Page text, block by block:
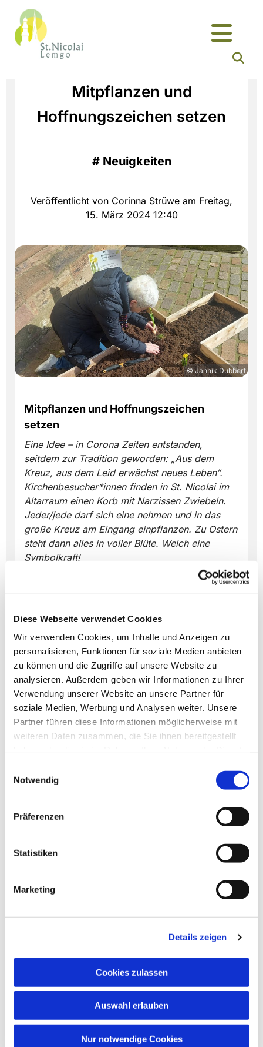
Diese Webseite verwendet Cookies
Wir verwenden Cookies, um Inhalte und Anzeigen zu
personalisieren, Funktionen für soziale Medien anbieten
zu können und die Zugriffe auf unsere Website zu
analysieren. Außerdem geben wir Informationen zu Ihrer
Verwendung unserer Website an unsere Partner für
soziale Medien, Werbung und Analysen weiter. Unsere
Partner führen diese Informationen möglicherweise mit
weiteren Daten zusammen, die Sie ihnen bereitgestellt
Notwendig
Präferenzen
Statistiken
Marketing
Details zeigen
Cookies zulassen
Auswahl erlauben
Nur notwendige Cookies
Mitpflanzen und
Hoffnungszeichen setzen
# Neuigkeiten
Veröffentlicht von Corinna Strüwe am Freitag,
15. März 2024 12:40
© Jannik Dubbert
Mitpflanzen und Hoffnungszeichen
setzen
Eine Idee – in Corona Zeiten entstanden,
seitdem zur Tradition geworden: „Aus dem
Kreuz, aus dem Leid erwächst neues Leben“.
Kirchenbesucher*innen finden in St. Nicolai im
Altarraum einen Korb mit Narzissen Zwiebeln.
Jeder/jede darf sich eine nehmen und in das
große Kreuz am Eingang einpflanzen. Zu Ostern
steht dann alles in voller Blüte. Welch eine
Symbolkraft!
Dies könnte Sie auch
interessieren